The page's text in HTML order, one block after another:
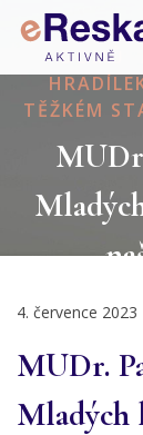
DOMŮ
TĚŽKÉM
4. července 2023
MUDr.
Mladých